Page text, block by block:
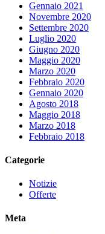
Gennaio 2021
Novembre 2020
Settembre 2020
Luglio 2020
Giugno 2020
Maggio 2020
Marzo 2020
Febbraio 2020
Gennaio 2020
Agosto 2018
Maggio 2018
Marzo 2018
Febbraio 2018
Categorie
Notizie
Offerte
Meta